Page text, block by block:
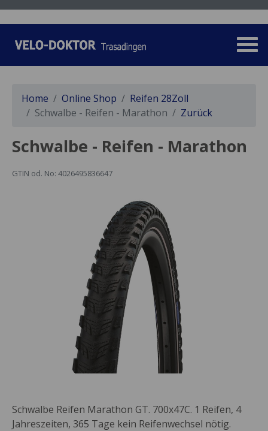
Home Online Shop
Reifen 28Zoll
Schwalbe - Reifen - Marathon
Zurück
Schwalbe - Reifen - Marathon
GTIN od. No: 4026495836647
Schwalbe Reifen Marathon GT. 700x47C. 1 Reifen, 4
Jahreszeiten, 365 Tage kein Reifenwechsel nötig.